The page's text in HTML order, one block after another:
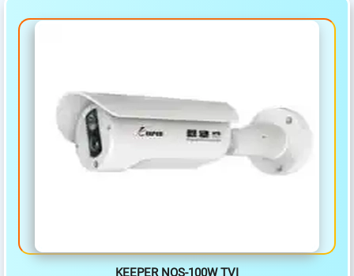
KEEPER NOS-100W TVI